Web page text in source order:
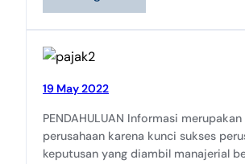
19 May 2022
PENDAHULUAN Informasi
perusahaan karena kunci sukses
keputusan yang diambil manajerial